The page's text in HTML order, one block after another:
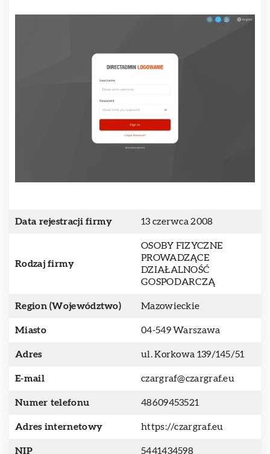
Data rejestracji firmy 13 czerwca 2008
Rodzaj firmy
OSOBY FIZYCZNE
PROWADZĄCE
DZIAŁALNOŚĆ
GOSPODARCZĄ
Region (Województwo) Mazowieckie
Miasto 04-549 Warszawa
Adres ul. Korkowa 139/145/51
E-mail czargraf@czargraf.eu
Numer telefonu 48609453521
Adres internetowy https://czargraf.eu
NIP 5441434598